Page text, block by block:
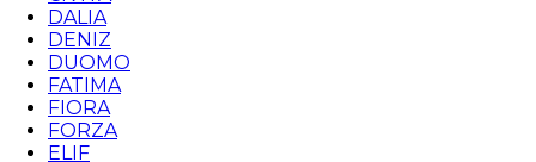
DALIA
DENIZ
DUOMO
FATIMA
FIORA
FORZA
ELIF